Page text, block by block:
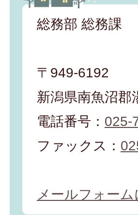
総務部 総務課
〒949-6192
新潟県南魚沼郡
電話番号： 025-
ファックス：
メールフォー